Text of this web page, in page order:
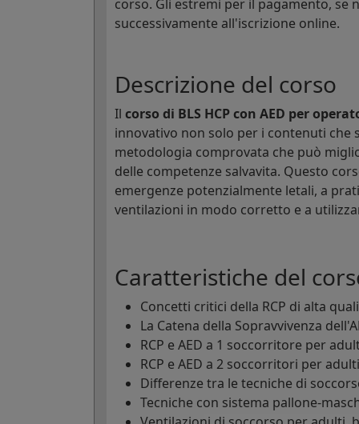
corso. Gli estremi per il pagamento, se
successivamente all'iscrizione online.
Descrizione del corso
Il corso di BLS HCP con AED per
innovativo non solo per i contenuti che
metodologia comprovata che può
delle competenze salvavita. Questo
emergenze potenzialmente letali, a
ventilazioni in modo corretto e a
Caratteristiche del
Concetti critici della RCP di alta
La Catena della Sopravvivenza
RCP e AED a 1 soccorritore per
RCP e AED a 2 soccorritori per
Differenze tra le tecniche di
Tecniche con sistema pallone-